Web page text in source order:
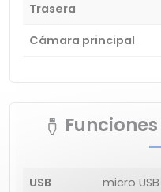
Trasera
Cámara principal
USB
micro USB